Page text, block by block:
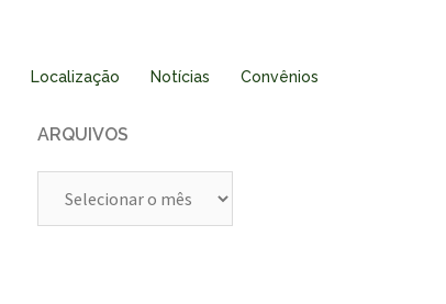
Localização Notícias Convênios
ARQUIVOS